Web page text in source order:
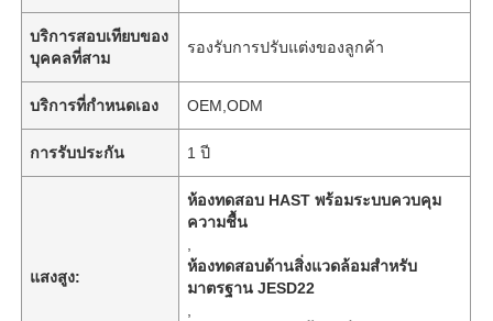
บริการสอบเทียบของ
บุคคลที่สาม
รองรับการปรับแต่งของลูกค้า
บริการที่กำหนดเอง OEM,ODM
การรับประกัน 1 ปี
แสงสูง:
ห้องทดสอบ HAST พร้อมระบบควบคุม
ความชื้น
ห้องทดสอบด้านสิ่งแวดล้อมสำหรับ
มาตรฐาน JESD22